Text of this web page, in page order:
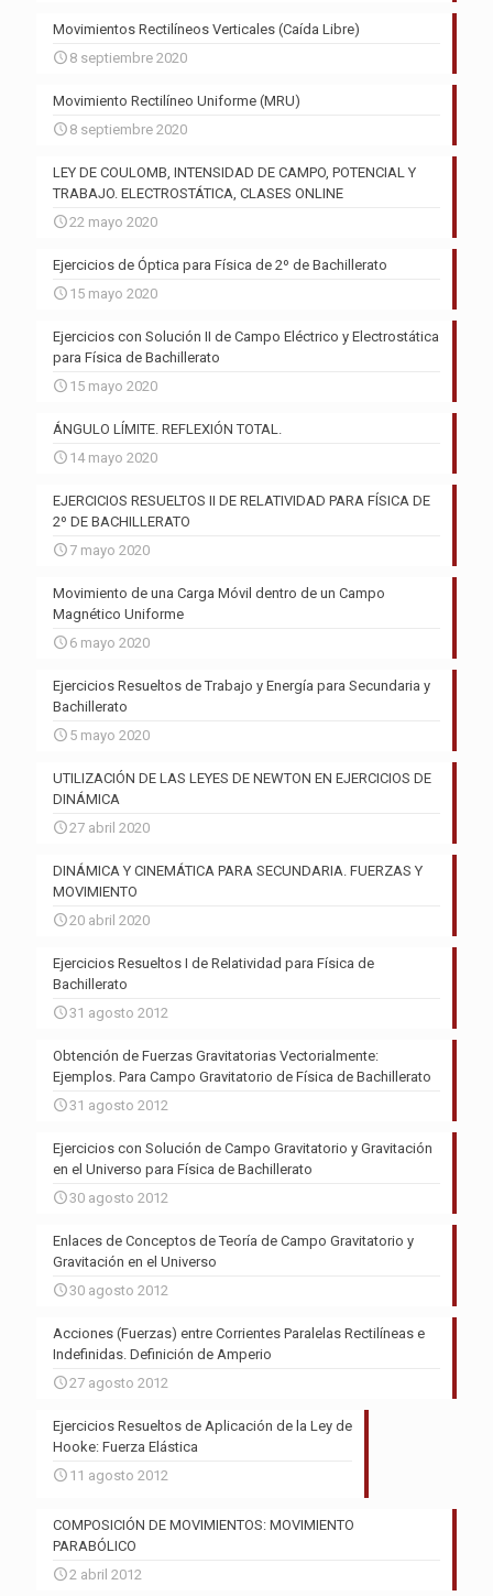
Movimientos Rectilíneos Verticales (Caída Libre)
8 septiembre 2020
Movimiento Rectilíneo Uniforme (MRU)
8 septiembre 2020
LEY DE COULOMB, INTENSIDAD DE CAMPO, POTENCIAL Y
TRABAJO. ELECTROSTÁTICA, CLASES ONLINE
22 mayo 2020
Ejercicios de Óptica para Física de 2º de Bachillerato
15 mayo 2020
Ejercicios con Solución II de Campo Eléctrico y Electrostática
para Física de Bachillerato
15 mayo 2020
ÁNGULO LÍMITE. REFLEXIÓN TOTAL.
14 mayo 2020
EJERCICIOS RESUELTOS II DE RELATIVIDAD PARA FÍSICA DE
2º DE BACHILLERATO
7 mayo 2020
Movimiento de una Carga Móvil dentro de un Campo
Magnético Uniforme
6 mayo 2020
Ejercicios Resueltos de Trabajo y Energía para Secundaria y
Bachillerato
5 mayo 2020
UTILIZACIÓN DE LAS LEYES DE NEWTON EN EJERCICIOS DE
DINÁMICA
27 abril 2020
DINÁMICA Y CINEMÁTICA PARA SECUNDARIA. FUERZAS Y
MOVIMIENTO
20 abril 2020
Ejercicios Resueltos I de Relatividad para Física de
Bachillerato
31 agosto 2012
Obtención de Fuerzas Gravitatorias Vectorialmente:
Ejemplos. Para Campo Gravitatorio de Física de Bachillerato
31 agosto 2012
Ejercicios con Solución de Campo Gravitatorio y Gravitación
en el Universo para Física de Bachillerato
30 agosto 2012
Enlaces de Conceptos de Teoría de Campo Gravitatorio y
Gravitación en el Universo
30 agosto 2012
Acciones (Fuerzas) entre Corrientes Paralelas Rectilíneas e
Indefinidas. Definición de Amperio
27 agosto 2012
Ejercicios Resueltos de Aplicación de la Ley de
Hooke: Fuerza Elástica
11 agosto 2012
COMPOSICIÓN DE MOVIMIENTOS: MOVIMIENTO
PARABÓLICO
2 abril 2012